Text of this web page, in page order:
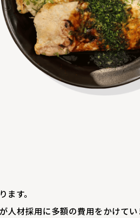
す。
人材採用に多額の費用をかけて